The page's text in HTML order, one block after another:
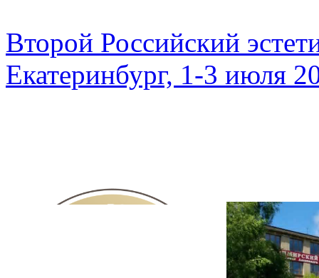
Второй Российский
Екатеринбург, 1-3 июля